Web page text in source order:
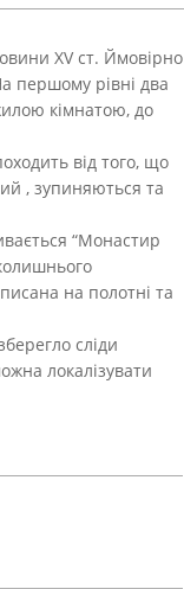
XV ст. Ймовірно
першому рівні два
кімнатою, до
від того, що
, зупиняються та
“Монастир
на полотні та
сліди
локалізувати